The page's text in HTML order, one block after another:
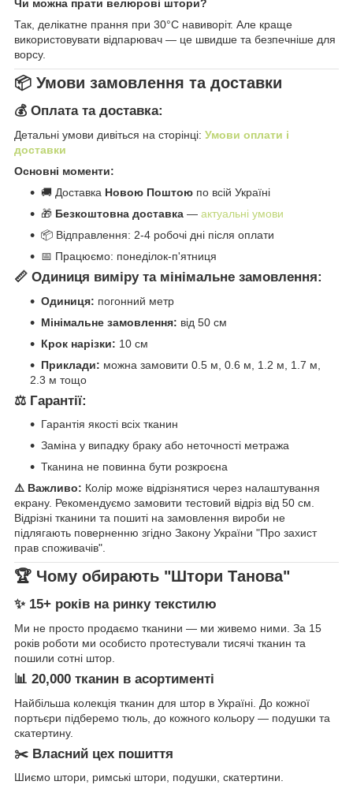
Чи можна прати велюрові штори?
Так, делікатне прання при 30°C навиворіт. Але краще
використовувати відпарювач — це швидше та безпечніше для
ворсу.
📦 Умови замовлення та доставки
💰 Оплата та доставка:
Детальні умови дивіться на сторінці: Умови оплати і
доставки
Основні моменти:
🚚 Доставка Новою Поштою по всій Україні
🎁 Безкоштовна доставка — актуальні умови
📦 Відправлення: 2-4 робочі дні після оплати
📅 Працюємо: понеділок-п'ятниця
📏 Одиниця виміру та мінімальне замовлення:
Одиниця: погонний метр
Мінімальне замовлення: від 50 см
Крок нарізки: 10 см
Приклади: можна замовити 0.5 м, 0.6 м, 1.2 м, 1.7 м,
2.3 м тощо
⚖️ Гарантії:
Гарантія якості всіх тканин
Заміна у випадку браку або неточності метража
Тканина не повинна бути розкроєна
⚠️ Важливо: Колір може відрізнятися через налаштування
екрану. Рекомендуємо замовити тестовий відріз від 50 см.
Відрізні тканини та пошиті на замовлення вироби не
підлягають поверненню згідно Закону України "Про захист
прав споживачів".
🏆 Чому обирають "Штори Танова"
✨ 15+ років на ринку текстилю
Ми не просто продаємо тканини — ми живемо ними. За 15
років роботи ми особисто протестували тисячі тканин та
пошили сотні штор.
📊 20,000 тканин в асортименті
Найбільша колекція тканин для штор в Україні. До кожної
портьєри підберемо тюль, до кожного кольору — подушки та
скатертину.
✂️ Власний цех пошиття
Шиємо штори, римські штори, подушки, скатертини.